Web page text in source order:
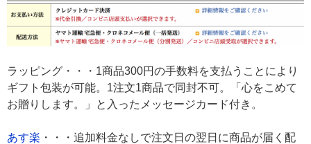
ラッピング・・・1商品300円の手数料を支払うことにより
ギフト包装が可能。1注文1商品で同封不可。「心をこめて
お贈りします。」と入ったメッセージカード付き。
あす楽 ・・・追加料金なしで注文日の翌日に商品が届く配